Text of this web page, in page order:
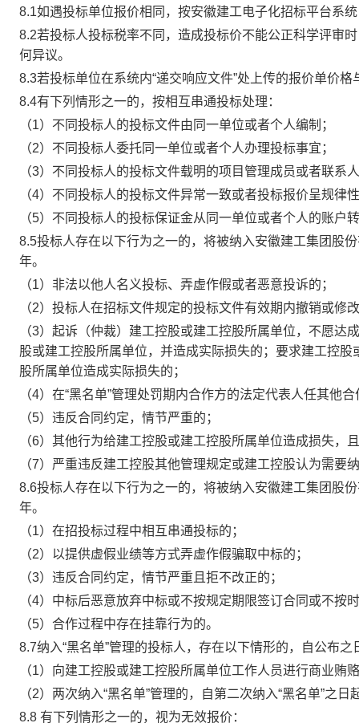
8.1如遇投标单位报价相同 ，按安徽建工电子化招标平台系
8.2若投标人投标税率不同，造成投标价不能公正科学评审
何异议。
8.3若投标单位在系统内“递交响应文件”处上传的报价单价格
8.4有下列情形之一的， 按相互串通投标处理 ：
（1） 不同投标人的投标文件由同一单位或者个人编制；
（2） 不同投标人委托同一单位或者个人办理投标事宜；
（3） 不同投标人的投标文件载明的项目管理成员或者联系
（4） 不同投标人的投标文件异常一致或者投标报价呈规律
（5） 不同投标人的投标保证金从同一单位或者个人的账户
8.5投标人存在以下行为之一的，将被纳入安徽建工集团股
年。
（1）非法以他人名义投标、弄虚作假或者恶意投诉的；
（2）投标人在招标文件规定的投标文件有效期内撤销或修
（3）起诉（仲裁）建工控股或建工控股所属单位，不愿达
股或建工控股所属单位，并造成实际损失的；要求建工控
股所属单位造成实际损失的；
（4）在“黑名单”管理处罚期内合作方的法定代表人任其他
（5）违反合同约定，情节严重的；
（6）其他行为给建工控股或建工控股所属单位造成损失，
（7）严重违反建工控股其他管理规定或建工控股认为需要
8.6投标人存在以下行为之一的，将被纳入安徽建工集团股
年。
（1）在招投标过程中相互串通投标的；
（2）以提供虚假业绩等方式弄虚作假骗取中标的；
（3）违反合同约定，情节严重且拒不改正的；
（4）中标后恶意放弃中标或不按规定期限签订合同或不按
（5）合作过程中存在挂靠行为的。
8.7纳入“黑名单”管理的投标人，存在以下情形的，自公布
（1）向建工控股或建工控股所属单位工作人员进行商业贿
（2）两次纳入“黑名单”管理的，自第二次纳入“黑名单”之
8.8 有下列情形之一的，视为无效报价：